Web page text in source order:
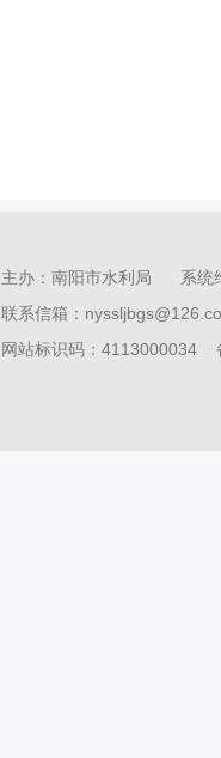
主办：南阳市水利局 系
联系信箱：
网站标识码：4113000034